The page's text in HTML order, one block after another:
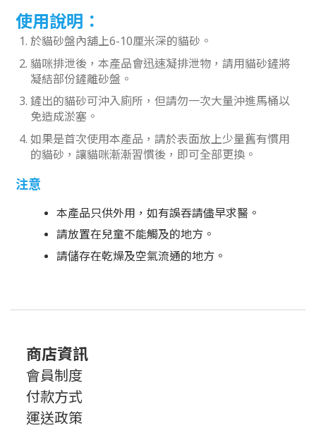
使用說明：
於貓砂盤內舖上6-10厘米深的貓砂。
貓咪排泄後，本產品會迅速凝排泄物，請用貓砂鏟將
凝結部份鏟離砂盤。
鏟出的貓砂可沖入廁所，但請勿一次大量沖進馬桶以
免造成淤塞。
如果是首次使用本產品，請於表面放上少量舊有慣用
的貓砂，讓貓咪漸漸習慣後，即可全部更換。
注意
本產品只供外用，如有誤吞請儘早求醫。
請放置在兒童不能觸及的地方。
請儲存在乾燥及空氣流通的地方。
商店資訊
會員制度
付款方式
運送政策